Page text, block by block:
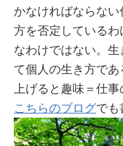
かなければならな
方を否定している
なわけではない。
て個人の生き方で
上げると趣味＝仕
こちらのブログでも